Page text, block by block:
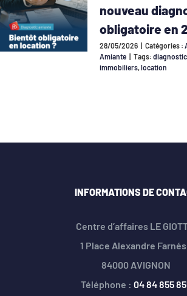
nouveau
obligatoire en
28/05/2026 | Catégories :
Amiante | Tags:
immobiliers location
INFORMATIONS DE
Centre d’affaires LE
1 Place Alexandre
84000 AVIGNON
Téléphone : 04 84 855